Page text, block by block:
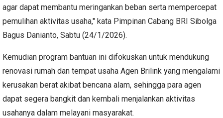
agar dapat membantu meringankan beban serta mempercepat
pemulihan aktivitas usaha," kata Pimpinan Cabang BRI Sibolga
Bagus Danianto, Sabtu (24/1/2026).
Kemudian program bantuan ini difokuskan untuk mendukung
renovasi rumah dan tempat usaha Agen Brilink yang mengalami
kerusakan berat akibat bencana alam, sehingga para agen
dapat segera bangkit dan kembali menjalankan aktivitas
usahanya dalam melayani masyarakat.